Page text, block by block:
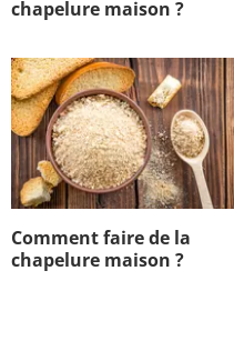
chapelure maison ?
Comment faire de la
chapelure maison ?